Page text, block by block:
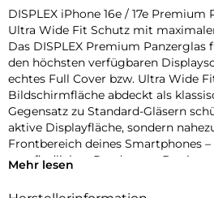
DISPLEX iPhone 16e / 17e Premium
Ultra Wide Fit Schutz mit
Das DISPLEX Premium Panzerglas
den höchsten verfügbaren
echtes Full Cover bzw. Ultra Wide
Bildschirmfläche abdeckt als
Gegensatz zu Standard-Gläsern
aktive Displayfläche, sondern
Frontbereich deines Smartphones
empfindlichen Randzonen. Der
originalen Displayränder deines
Mehr lesen